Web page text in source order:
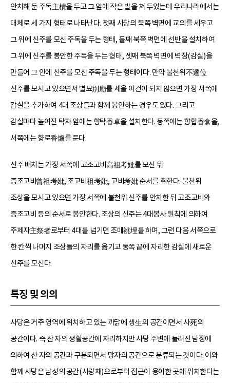
안치해 둔 주독主櫝을 두고 그 앞에 작은 발을 쳐 두었는데 우리나라에서는
대체로 세 가지 형태로 나타난다. 첫째 사당의 북쪽 벽면에 교의를 세우고
그 위에 신주를 모신 주독을 두는 형태, 둘째 북쪽 벽면에 선반을 설치하여
그 위에 신주를 봉안한 주독을 두는 형태, 셋째 북쪽 벽면에 벽장(감실)을
만들어 그 안에 신주를 모신 주독을 두는 형태이다. 만약 불천위不遷位
신주를 모시고 있으면서 별묘別廟를 세울 여건이 되지 않으면 가장 서쪽에
감실을 추가하여 4대 조상들과 함께 봉안하는 경우도 있다. 그리고
감실마다 높여진 탁자 앞에는 향탁香卓을 설치한다. 동쪽에는 향합香盒을,
서쪽에는 향로香爐를 둔다.
신주 배치는 가장 서쪽에 고조고비高祖考妣를 모신 뒤
증조고비曾祖考妣, 조고비祖考妣, 고비考妣 순서를 취한다. 불천위
조상을 모시고 있으면 가장 서쪽에 불천위 신주를 안치한 뒤 고조고비와
증조고비 등의 순서로 봉안한다. 조상의 신주는 4대봉사 원칙에 의하여
주제자主祭者로부터 4대를 넘기면 조매祧埋를 하며, 그런 다음 서쪽으로
한 칸씩 나머지 조상들의 자리를 옮기고 동쪽 끝에 자리한 감실에 새로운
신주를 모신다.
특징 및 의의
사당은 거주 영역에 위치하고 있는 까닭에 생生의 공간이면서 사死의
공간이다. 즉 산 자의 생활공간에 자리하지만 사당 주변에 둘러진 담장에
의하여 산 자의 공간과 구분되면서 망자의 공간으로 분류되는 것이다. 이와
함께 사당은 남성의 공간(사랑채)으로부터 접근이 용이한 곳에 위치한다는